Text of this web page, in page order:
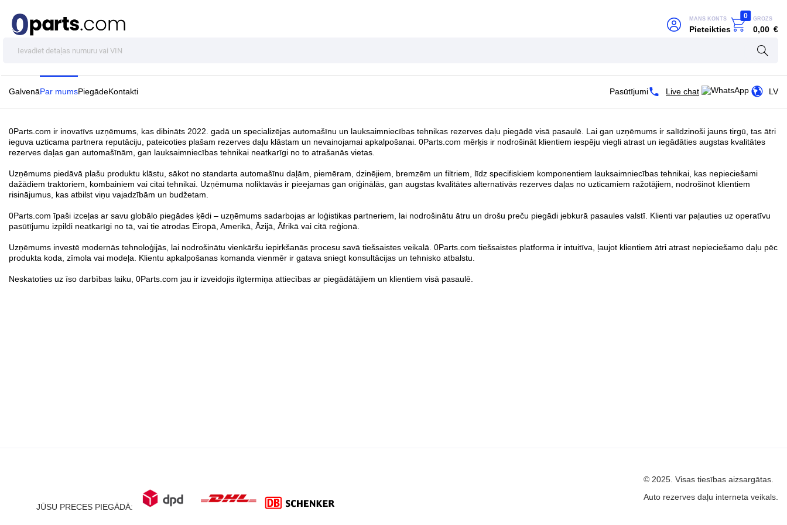
MANS KONTS
Pieteikties
0 GROZS
0,00 €
GalvenāPar mumsPiegādeKontakti Pasūtījumi Live chat LV
0Parts.com ir inovatīvs uzņēmums, kas dibināts 2022. gadā un specializējas automašīnu un lauksaimniecības tehnikas rezerves daļu piegādē visā pasaulē. Lai gan uzņēmums ir salīdzinoši jauns tirgū, tas ātri
ieguva uzticama partnera reputāciju, pateicoties plašam rezerves daļu klāstam un nevainojamai apkalpošanai. 0Parts.com mērķis ir nodrošināt klientiem iespēju viegli atrast un iegādāties augstas kvalitātes
rezerves daļas gan automašīnām, gan lauksaimniecības tehnikai neatkarīgi no to atrašanās vietas.
Uzņēmums piedāvā plašu produktu klāstu, sākot no standarta automašīnu daļām, piemēram, dzinējiem, bremzēm un filtriem, līdz specifiskiem komponentiem lauksaimniecības tehnikai, kas nepieciešami
dažādiem traktoriem, kombainiem vai citai tehnikai. Uzņēmuma noliktavās ir pieejamas gan oriģinālās, gan augstas kvalitātes alternatīvās rezerves daļas no uzticamiem ražotājiem, nodrošinot klientiem
risinājumus, kas atbilst viņu vajadzībām un budžetam.
0Parts.com īpaši izceļas ar savu globālo piegādes ķēdi – uzņēmums sadarbojas ar loģistikas partneriem, lai nodrošinātu ātru un drošu preču piegādi jebkurā pasaules valstī. Klienti var paļauties uz operatīvu
pasūtījumu izpildi neatkarīgi no tā, vai tie atrodas Eiropā, Amerikā, Āzijā, Āfrikā vai citā reģionā.
Uzņēmums investē modernās tehnoloģijās, lai nodrošinātu vienkāršu iepirkšanās procesu savā tiešsaistes veikalā. 0Parts.com tiešsaistes platforma ir intuitīva, ļaujot klientiem ātri atrast nepieciešamo daļu pēc
produkta koda, zīmola vai modeļa. Klientu apkalpošanas komanda vienmēr ir gatava sniegt konsultācijas un tehnisko atbalstu.
Neskatoties uz īso darbības laiku, 0Parts.com jau ir izveidojis ilgtermiņa attiecības ar piegādātājiem un klientiem visā pasaulē.
JŪSU PRECES PIEGĀDĀ:
© 2025. Visas tiesības aizsargātas.
Auto rezerves daļu interneta veikals.